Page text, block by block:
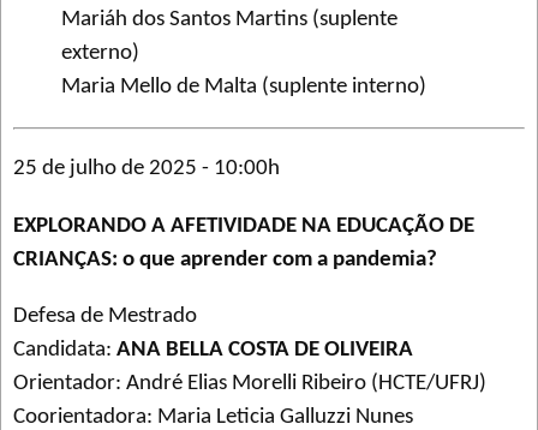
Mariáh dos Santos Martins (suplente
externo)
Maria Mello de Malta (suplente interno)
25 de julho de 2025 - 10:00h
EXPLORANDO A AFETIVIDADE NA EDUCAÇÃO DE
CRIANÇAS: o que aprender com a pandemia?
Defesa de Mestrado
Candidata: ANA BELLA COSTA DE OLIVEIRA
Orientador: André Elias Morelli Ribeiro (HCTE/UFRJ)
Coorientadora: Maria Leticia Galluzzi Nunes